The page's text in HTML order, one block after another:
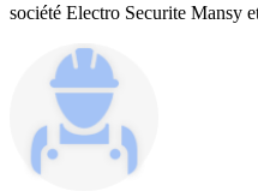
société Electro Securite Mansy